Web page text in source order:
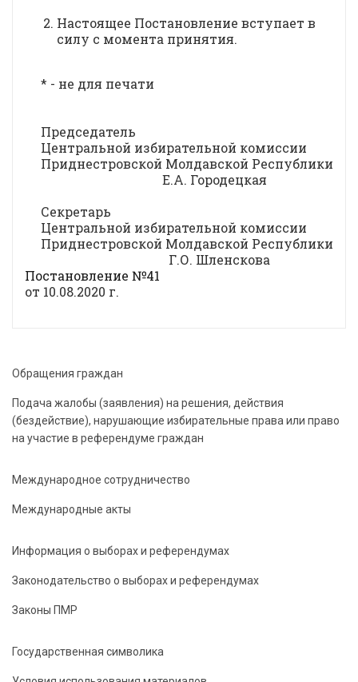
Настоящее Постановление вступает в
силу с момента принятия.
* - не для печати
Председатель
Центральной избирательной комиссии
Приднестровской Молдавской Республики
Е.А. Городецкая
Секретарь
Центральной избирательной комиссии
Приднестровской Молдавской Республики
Г.О. Шленскова
Постановление №41
от 10.08.2020 г.
Обращения граждан
Подача жалобы (заявления) на решения, действия
(бездействие), нарушающие избирательные права или право
на участие в референдуме граждан
Международное сотрудничество
Международные акты
Информация о выборах и референдумах
Законодательство о выборах и референдумах
Законы ПМР
Государственная символика